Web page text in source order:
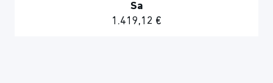
Sa
1.419,12 €